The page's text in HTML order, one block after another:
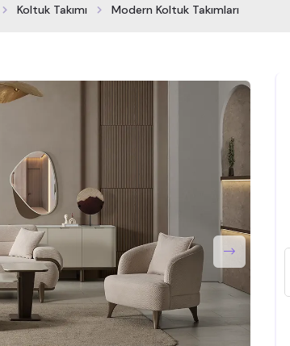
Koltuk Takımı Modern Koltuk Takımları